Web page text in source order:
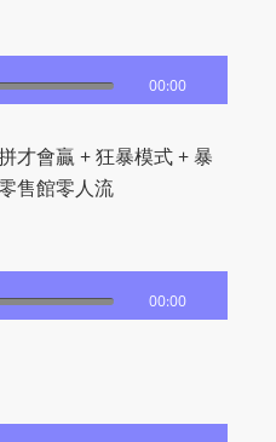
00:00
才會贏 + 狂暴模式 + 暴
售館零人流
00:00